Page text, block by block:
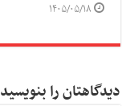
۱۴۰۵/۰۵/۱۸
دیدگاهتان را بنویسید